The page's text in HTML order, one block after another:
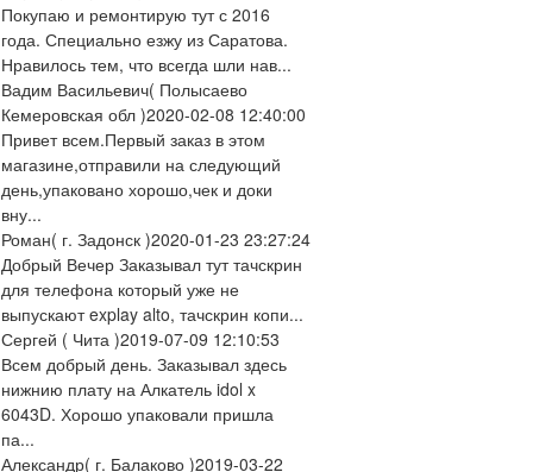
Покупаю и ремонтирую тут с 2016
года. Специально езжу из Саратова.
Нравилось тем, что всегда шли нав...
Вадим Васильевич( Полысаево
Кемеровская обл )2020-02-08 12:40:00
Привет всем.Первый заказ в этом
магазине,отправили на следующий
день,упаковано хорошо,чек и доки
вну...
Роман( г. Задонск )2020-01-23 23:27:24
Добрый Вечер Заказывал тут тачскрин
для телефона который уже не
выпускают explay alto, тачскрин копи...
Сергей ( Чита )2019-07-09 12:10:53
Всем добрый день. Заказывал здесь
нижнию плату на Алкатель idol x
6043D. Хорошо упаковали пришла
па...
Александр( г. Балаково )2019-03-22